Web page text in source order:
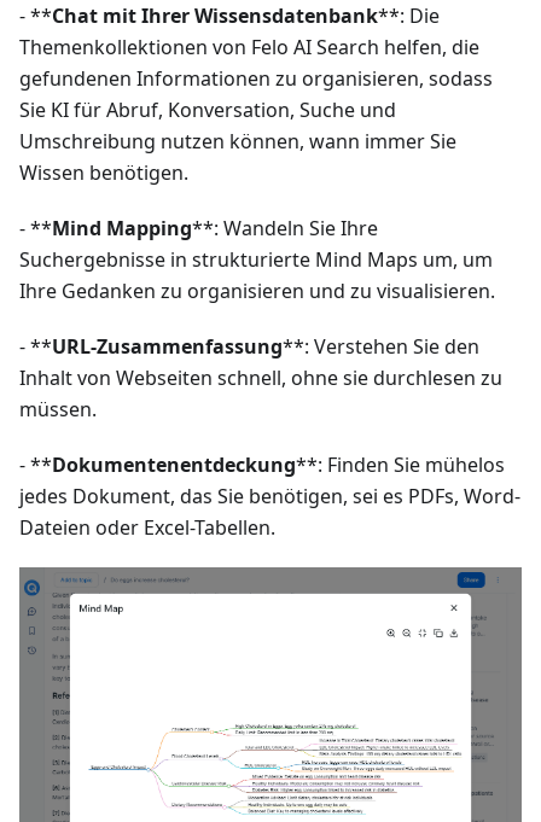
- **Chat mit Ihrer Wissensdatenbank**: Die
Themenkollektionen von Felo AI Search helfen, die
gefundenen Informationen zu organisieren, sodass
Sie KI für Abruf, Konversation, Suche und
Umschreibung nutzen können, wann immer Sie
Wissen benötigen.
- **Mind Mapping**: Wandeln Sie Ihre
Suchergebnisse in strukturierte Mind Maps um, um
Ihre Gedanken zu organisieren und zu visualisieren.
- **URL-Zusammenfassung**: Verstehen Sie den
Inhalt von Webseiten schnell, ohne sie durchlesen zu
müssen.
- **Dokumentenentdeckung**: Finden Sie mühelos
jedes Dokument, das Sie benötigen, sei es PDFs, Word-
Dateien oder Excel-Tabellen.